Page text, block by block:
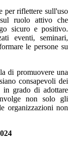
per riflettere sull'uso
ruolo attivo che
sicuro e positivo.
eventi, seminari,
le persone su
di promuovere una
consapevoli dei
in grado di adottare
non solo gli
organizzazioni non